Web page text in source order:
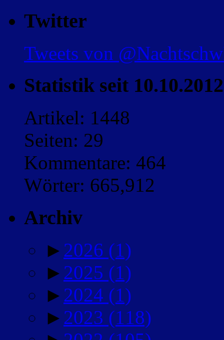
Twitter
Tweets von
Statistik seit 10.10.2012
Artikel: 1448
Seiten: 29
Kommentare: 464
Wörter: 665,912
Archiv
► 2026 (1)
► 2025 (1)
► 2024 (1)
► 2023 (118)